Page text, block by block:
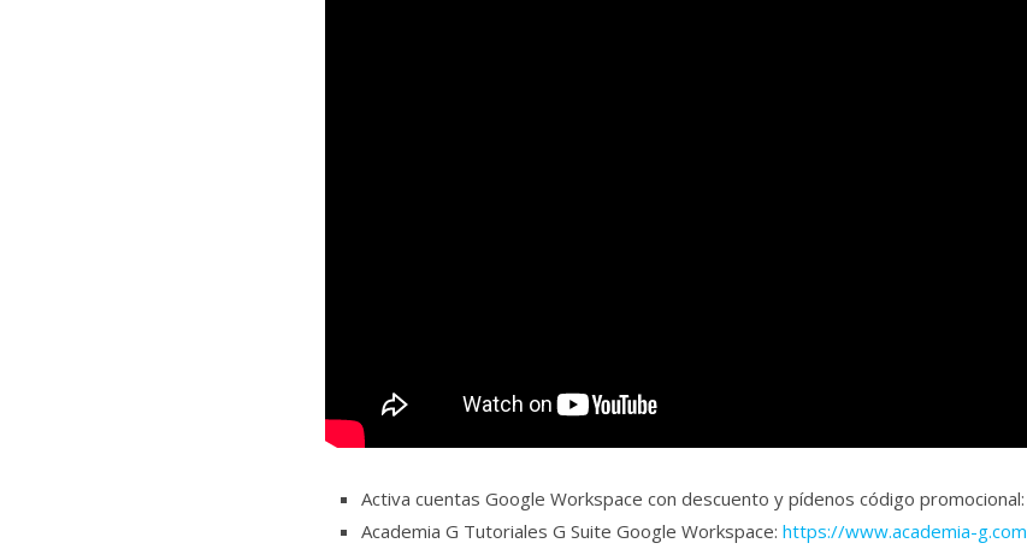
Activa cuentas Google Workspace con descuento y pídenos código promocional:
Academia G Tutoriales G Suite Google Workspace: https://www.academia-g.com